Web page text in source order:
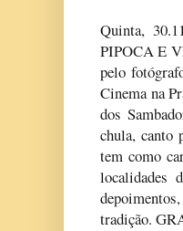
Quinta,
PIPOCA E
pelo
Cinema na
dos
chula, canto
tem como
localidades
tradição.